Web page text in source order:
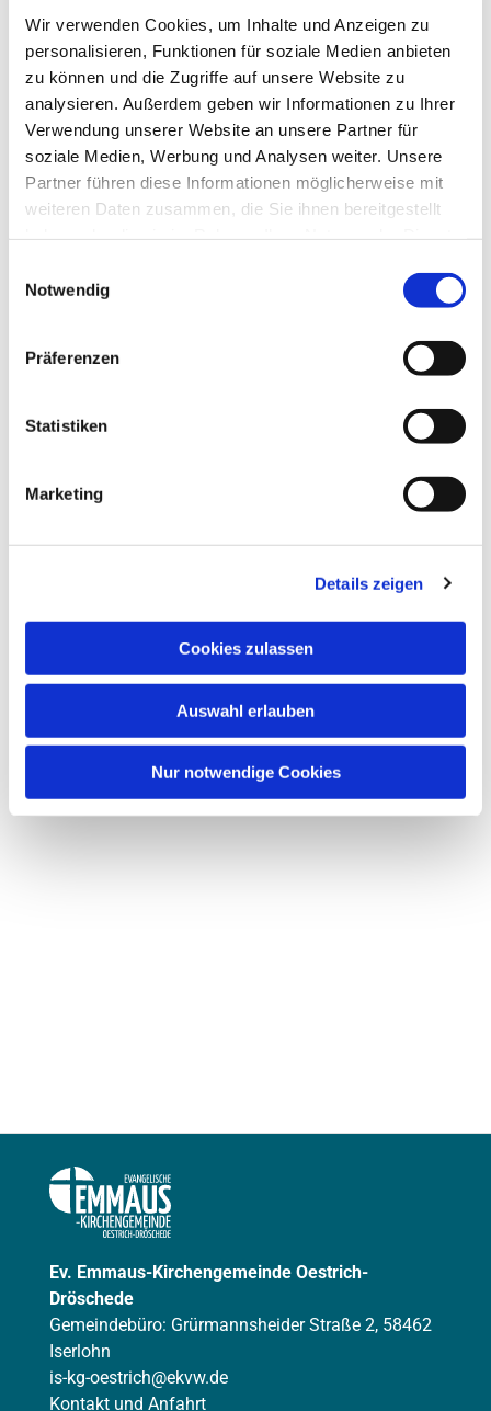
Wir verwenden Cookies, um Inhalte und Anzeigen zu
personalisieren, Funktionen für soziale Medien anbieten
zu können und die Zugriffe auf unsere Website zu
analysieren. Außerdem geben wir Informationen zu Ihrer
Verwendung unserer Website an unsere Partner für
soziale Medien, Werbung und Analysen weiter. Unsere
Partner führen diese Informationen möglicherweise mit
weiteren Daten zusammen, die Sie ihnen bereitgestellt
Notwendig
Präferenzen
Statistiken
Marketing
Details zeigen
Cookies zulassen
Auswahl erlauben
Nur notwendige Cookies
Dies könnte Sie auch
Ev. Emmaus-Kirchengemeinde Oestrich-
Dröschede
Gemeindebüro: Grürmannsheider Straße 2, 58462
Iserlohn
is-kg-oestrich@ekvw.de
Kontakt und Anfahrt